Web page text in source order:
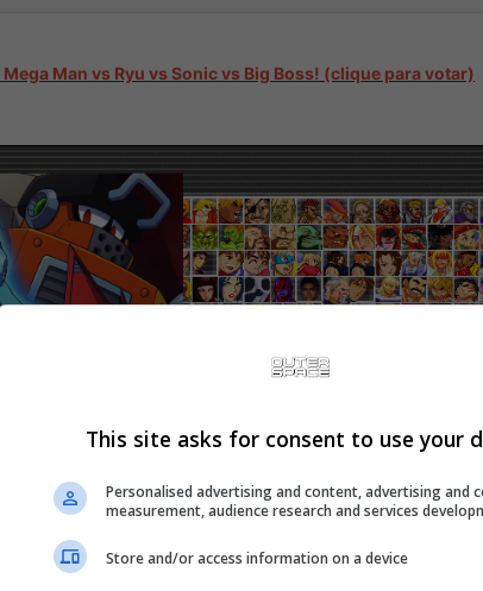
Mega Man vs Ryu vs Sonic vs Big Boss! (clique para votar)
This site asks for consent to use your
Personalised advertising and content, advertising and
measurement, audience research and services
Store and/or access information on a device